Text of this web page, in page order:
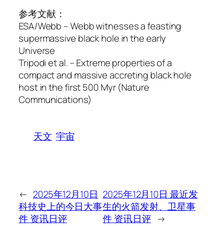
参考文献：
ESA/Webb – Webb witnesses a feasting
supermassive black hole in the early
Universe
Tripodi et al. – Extreme properties of a
compact and massive accreting black hole
host in the first 500 Myr (Nature
Communications)
天文 宇宙
← 2025年12月10日
科技史上的今日大事
件 资讯日评
2025年12月10日 最近发
生的火箭发射、卫星事
件 资讯日评 →